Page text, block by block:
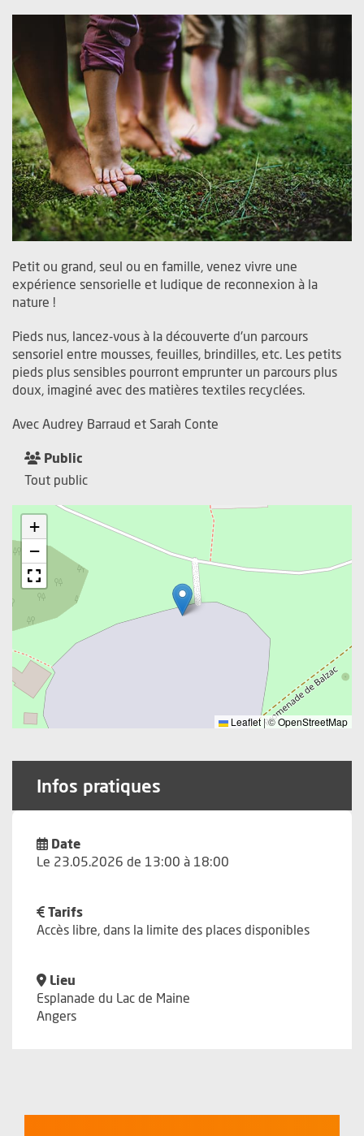
Petit ou grand, seul ou en famille, venez vivre une
expérience sensorielle et ludique de reconnexion à la
nature !
Pieds nus, lancez-vous à la découverte d'un parcours
sensoriel entre mousses, feuilles, brindilles, etc. Les petits
pieds plus sensibles pourront emprunter un parcours plus
doux, imaginé avec des matières textiles recyclées.
Avec Audrey Barraud et Sarah Conte
Public
Tout public
+
−
Leaflet |©OpenStreetMap
Infos pratiques
Date
Le 23.05.2026 de 13:00 à 18:00
Tarifs
Accès libre, dans la limite des places disponibles
Lieu
Esplanade du Lac de Maine
Angers